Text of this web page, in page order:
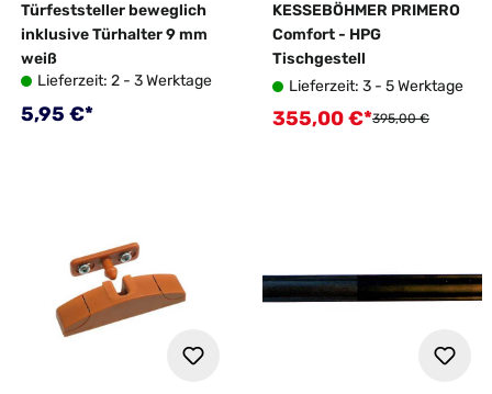
Türfeststeller beweglich
inklusive Türhalter 9 mm
weiß
Lieferzeit: 2 - 3 Werktage
Regulärer Preis:
5,95 €*
KESSEBÖHMER PRIMERO
Comfort - HPG
Tischgestell
Lieferzeit: 3 - 5 Werktage
Verkaufspreis:
355,00 €*Regulärer Preis:
395,00 €